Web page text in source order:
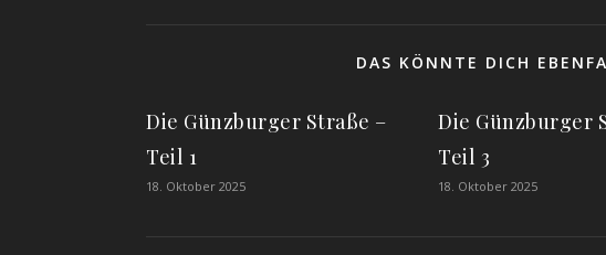
DAS KÖNNTE DICH
Die Günzburger Straße –
Teil 1
18. Oktober 2025
Die Günzburger
Teil 3
18. Oktober 2025